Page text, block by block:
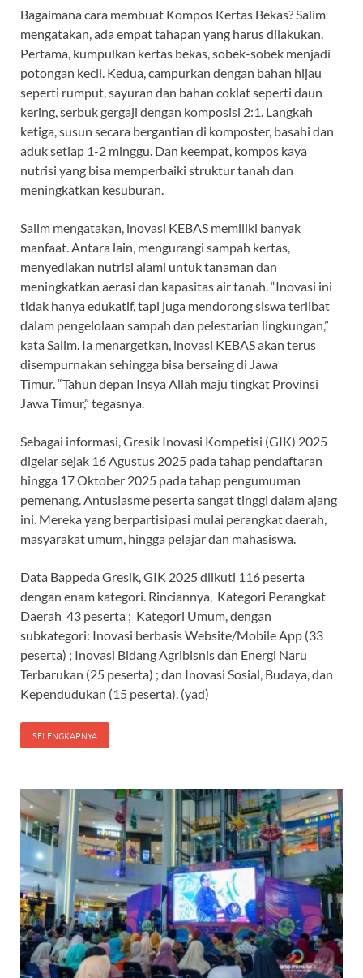
Bagaimana cara membuat Kompos Kertas Bekas? Salim
mengatakan, ada empat tahapan yang harus dilakukan.
Pertama, kumpulkan kertas bekas, sobek-sobek menjadi
potongan kecil. Kedua, campurkan dengan bahan hijau
seperti rumput, sayuran dan bahan coklat seperti daun
kering, serbuk gergaji dengan komposisi 2:1. Langkah
ketiga, susun secara bergantian di komposter, basahi dan
aduk setiap 1-2 minggu. Dan keempat, kompos kaya
nutrisi yang bisa memperbaiki struktur tanah dan
meningkatkan kesuburan.
Salim mengatakan, inovasi KEBAS memiliki banyak
manfaat. Antara lain, mengurangi sampah kertas,
menyediakan nutrisi alami untuk tanaman dan
meningkatkan aerasi dan kapasitas air tanah. “Inovasi ini
tidak hanya edukatif, tapi juga mendorong siswa terlibat
dalam pengelolaan sampah dan pelestarian lingkungan,”
kata Salim. Ia menargetkan, inovasi KEBAS akan terus
disempurnakan sehingga bisa bersaing di Jawa
Timur. “Tahun depan Insya Allah maju tingkat Provinsi
Jawa Timur,” tegasnya.
Sebagai informasi, Gresik Inovasi Kompetisi (GIK) 2025
digelar sejak 16 Agustus 2025 pada tahap pendaftaran
hingga 17 Oktober 2025 pada tahap pengumuman
pemenang. Antusiasme peserta sangat tinggi dalam ajang
ini. Mereka yang berpartisipasi mulai perangkat daerah,
masyarakat umum, hingga pelajar dan mahasiswa.
Data Bappeda Gresik, GIK 2025 diikuti 116 peserta
dengan enam kategori. Rinciannya, Kategori Perangkat
Daerah 43 peserta ; Kategori Umum, dengan
subkategori: Inovasi berbasis Website/Mobile App (33
peserta) ; Inovasi Bidang Agribisnis dan Energi Naru
Terbarukan (25 peserta) ; dan Inovasi Sosial, Budaya, dan
Kependudukan (15 peserta). (yad)
SELENGKAPNYA